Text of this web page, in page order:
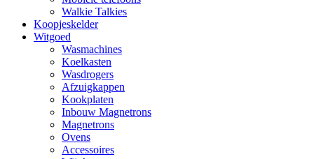
Walkie Talkies
Koopjeskelder
Witgoed
Wasmachines
Koelkasten
Wasdrogers
Afzuigkappen
Kookplaten
Inbouw Magnetrons
Magnetrons
Ovens
Accessoires